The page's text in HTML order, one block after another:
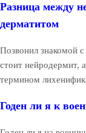
Разница между
дерматитом
Позвонил знакомой
стоит нейродермит,
термином
Годен ли я к